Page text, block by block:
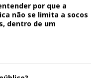
por que a
não se limita a socos
dentro de um